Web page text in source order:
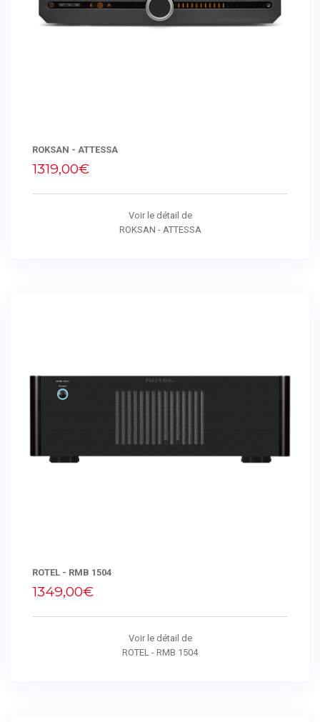
ROKSAN - ATTESSA
1319,00€
Voir le détail de
ROKSAN - ATTESSA
ROTEL - RMB 1504
1349,00€
Voir le détail de
ROTEL - RMB 1504